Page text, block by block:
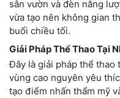
sân vườn và đèn năng
vừa tạo nên không gian
buổi chiều tối.
Giải Pháp Thể Thao Tại
Đây là giải pháp thể thao
vùng cao nguyên yêu
tạo điểm nhấn thẩm mỹ